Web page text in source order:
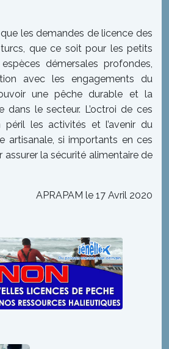
que les demandes de licence des
que ce soit pour les petits
démersales profondes,
avec les engagements du
une pêche durable et la
dans le secteur. L’octroi de ces
les activités et l’avenir du
artisanale, si importants en ces
la sécurité alimentaire de
APRAPAM le 17 Avril 2020